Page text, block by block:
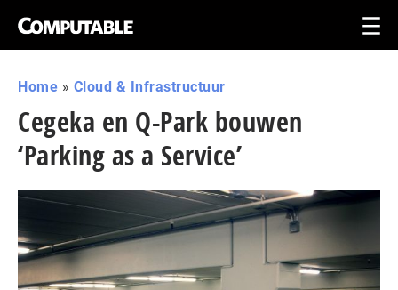
Home » Cloud & Infrastructuur
Cegeka en Q-Park bouwen
‘Parking as a Service’